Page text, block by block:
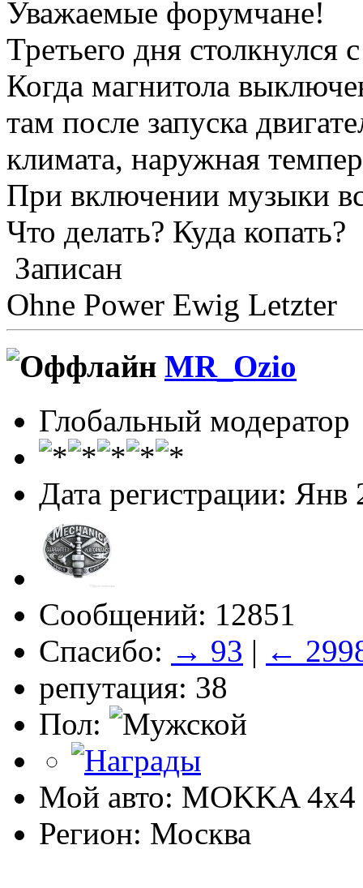
Уважаемые форумчане!
Третьего дня
Когда магнитола
там после запуска
климата, наружная
При включении музыки
Что делать? Куда копать?
Записан
Ohne Power Ewig Letzter
MR_Ozio
Глобальный модератор
Дата регистрации: Янв
Сообщений: 12851
Спасибо: → 93 | ←
репутация: 38
Пол:
Мой авто: MOKKA 4x4
Регион: Москва